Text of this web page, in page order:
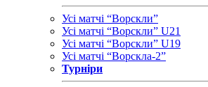
Усі матчі “Ворскли”
Усі матчі “Ворскли” U21
Усі матчі “Ворскли” U19
Усі матчі “Ворскла-2”
Турніри